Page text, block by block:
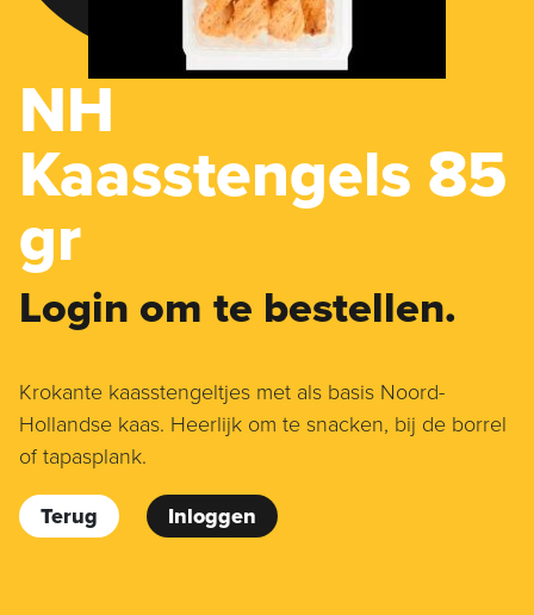
NH
Kaasstengels 85
gr
Login om te bestellen.
Krokante kaasstengeltjes met als basis Noord-
Hollandse kaas. Heerlijk om te snacken, bij de borrel
of tapasplank.
Terug Inloggen